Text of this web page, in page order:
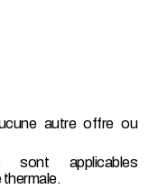
autre offre ou
sont applicables
thermale.